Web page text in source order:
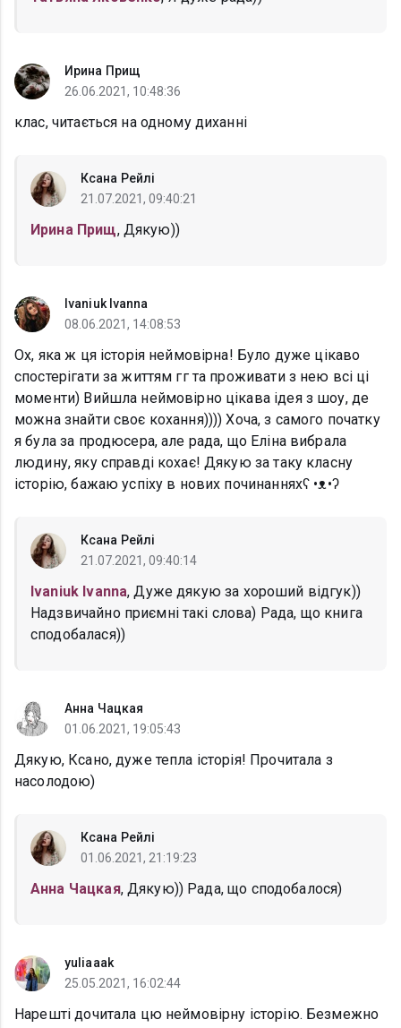
Ирина Прищ
26.06.2021, 10:48:36
клас, читається на одному диханні
Ксана Рейлі
21.07.2021, 09:40:21
Ирина Прищ, Дякую))
Ivaniuk Ivanna
08.06.2021, 14:08:53
Ох, яка ж ця історія неймовірна! Було дуже цікаво
спостерігати за життям гг та проживати з нею всі ці
моменти) Вийшла неймовірно цікава ідея з шоу, де
можна знайти своє кохання)))) Хоча, з самого початку
я була за продюсера, але рада, що Еліна вибрала
людину, яку справді кохає! Дякую за таку класну
історію, бажаю успіху в нових починанняхʕ •ᴥ•ʔ
Ксана Рейлі
21.07.2021, 09:40:14
Ivaniuk Ivanna, Дуже дякую за хороший відгук))
Надзвичайно приємні такі слова) Рада, що книга
сподобалася))
Анна Чацкая
01.06.2021, 19:05:43
Дякую, Ксано, дуже тепла історія! Прочитала з
насолодою)
Ксана Рейлі
01.06.2021, 21:19:23
Анна Чацкая, Дякую)) Рада, що сподобалося)
yuliaaak
25.05.2021, 16:02:44
Нарешті дочитала цю неймовірну історію. Безмежно